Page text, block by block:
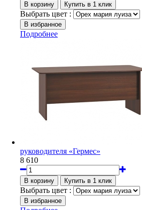
Выбрать цвет :
Подробнее
руководителя «Гермес»
8 610
Выбрать цвет :